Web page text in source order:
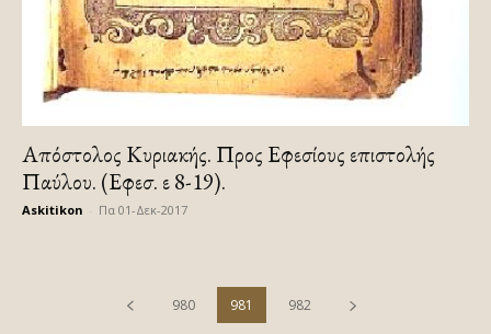
Απόστολος Κυριακής. Προς Εφεσίους επιστολής
Παύλου. (Εφεσ. ε 8-19).
Askitikon Πα 01-Δεκ-2017
980 981 982